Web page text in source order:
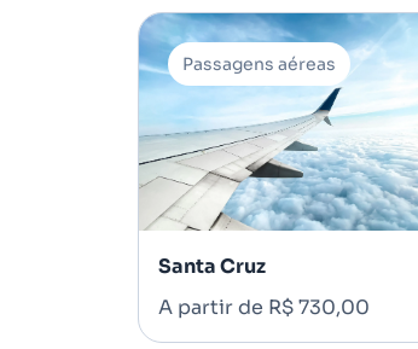
Passagens aéreas
Santa Cruz
A partir de R$ 730,00